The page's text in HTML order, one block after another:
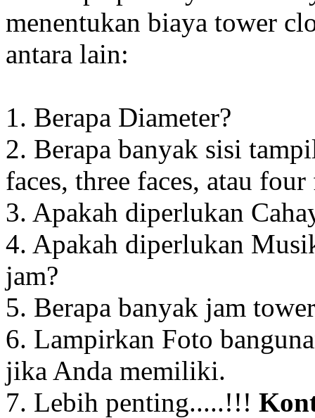
menentukan biaya tower
antara lain:
1. Berapa Diameter?
2. Berapa banyak sisi
faces, three faces, atau four
3. Apakah diperlukan
4. Apakah diperlukan
jam?
5. Berapa banyak jam
6. Lampirkan Foto
jika Anda memiliki.
7. Lebih penting.....!!!